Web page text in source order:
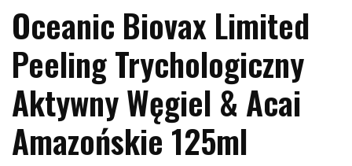
Oceanic Biovax Limited
Peeling Trychologiczny
Aktywny Węgiel & Acai
Amazońskie 125ml